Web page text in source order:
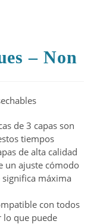
– Non
de 3 capas son
tiempos
de alta calidad
un ajuste cómodo
máxima
con todos
lo que puede